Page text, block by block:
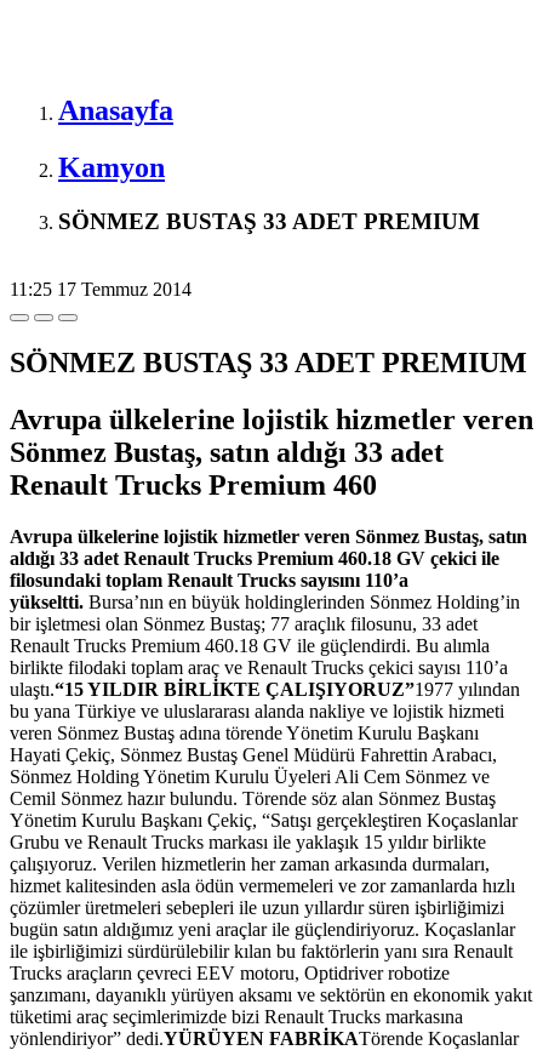
Anasayfa
Kamyon
SÖNMEZ BUSTAŞ 33 ADET PREMIUM
11:25 17 Temmuz 2014
SÖNMEZ BUSTAŞ 33 ADET PREMIUM
Avrupa ülkelerine lojistik hizmetler veren
Sönmez Bustaş, satın aldığı 33 adet
Renault Trucks Premium 460
Avrupa ülkelerine lojistik hizmetler veren Sönmez Bustaş, satın
aldığı 33 adet Renault Trucks Premium 460.18 GV çekici ile
filosundaki toplam Renault Trucks sayısını 110’a
yükseltti. Bursa’nın en büyük holdinglerinden Sönmez Holding’in
bir işletmesi olan Sönmez Bustaş; 77 araçlık filosunu, 33 adet
Renault Trucks Premium 460.18 GV ile güçlendirdi. Bu alımla
birlikte filodaki toplam araç ve Renault Trucks çekici sayısı 110’a
ulaştı.“15 YILDIR BİRLİKTE ÇALIŞIYORUZ”1977 yılından
bu yana Türkiye ve uluslararası alanda nakliye ve lojistik hizmeti
veren Sönmez Bustaş adına törende Yönetim Kurulu Başkanı
Hayati Çekiç, Sönmez Bustaş Genel Müdürü Fahrettin Arabacı,
Sönmez Holding Yönetim Kurulu Üyeleri Ali Cem Sönmez ve
Cemil Sönmez hazır bulundu. Törende söz alan Sönmez Bustaş
Yönetim Kurulu Başkanı Çekiç, “Satışı gerçekleştiren Koçaslanlar
Grubu ve Renault Trucks markası ile yaklaşık 15 yıldır birlikte
çalışıyoruz. Verilen hizmetlerin her zaman arkasında durmaları,
hizmet kalitesinden asla ödün vermemeleri ve zor zamanlarda hızlı
çözümler üretmeleri sebepleri ile uzun yıllardır süren işbirliğimizi
bugün satın aldığımız yeni araçlar ile güçlendiriyoruz. Koçaslanlar
ile işbirliğimizi sürdürülebilir kılan bu faktörlerin yanı sıra Renault
Trucks araçların çevreci EEV motoru, Optidriver robotize
şanzımanı, dayanıklı yürüyen aksamı ve sektörün en ekonomik yakıt
tüketimi araç seçimlerimizde bizi Renault Trucks markasına
yönlendiriyor” dedi.YÜRÜYEN FABRİKATörende Koçaslanlar